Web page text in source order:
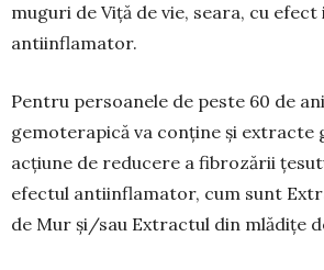
muguri de Viță de vie, sea­ra, cu
antiinflamator.
Pentru persoanele de peste 60 de
gemoterapică va conține și extracte
acțiune de reducere a fibrozării
efectul antiinflamator, cum sunt
de Mur și/sau Extractul din mlădițe